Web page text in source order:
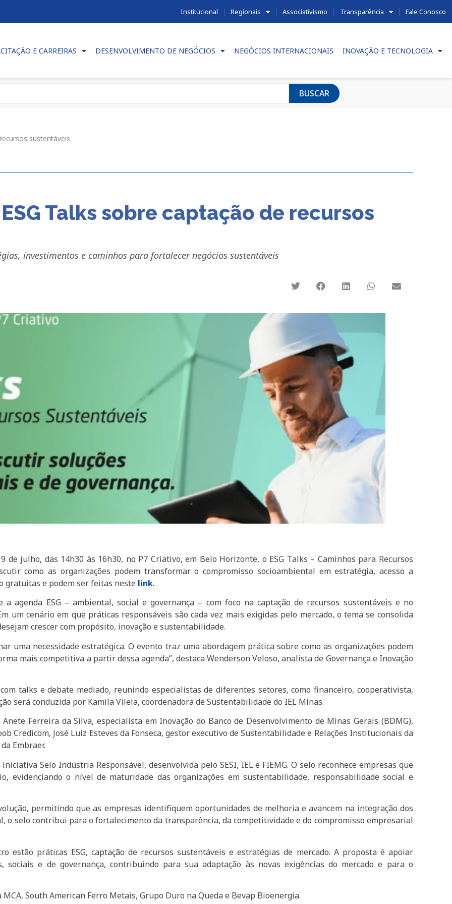
Institucional Regionais Associativismo Transparência Fale Conosco
E CARREIRAS DESENVOLVIMENTO DE NEGÓCIOS NEGÓCIOS INTERNACIONAIS INOVAÇÃO E TECNOLOGIA
BUSCAR
sustentáveis
Talks sobre captação de recursos
investimentos e caminhos para fortalecer negócios sustentáveis
julho, das 14h30 às 16h30, no P7 Criativo, em Belo Horizonte, o ESG Talks – Caminhos para Recursos
como as organizações podem transformar o compromisso socioambiental em estratégia, acesso a
gratuitas e podem ser feitas neste link.
agenda ESG – ambiental, social e governança – com foco na captação de recursos sustentáveis e no
um cenário em que práticas responsáveis são cada vez mais exigidas pelo mercado, o tema se consolida
crescer com propósito, inovação e sustentabilidade.
uma necessidade estratégica. O evento traz uma abordagem prática sobre como as organizações podem
mais competitiva a partir dessa agenda”, destaca Wenderson Veloso, analista de Governança e Inovação
talks e debate mediado, reunindo especialistas de diferentes setores, como financeiro, cooperativista,
será conduzida por Kamila Vilela, coordenadora de Sustentabilidade do IEL Minas.
Ferreira da Silva, especialista em Inovação do Banco de Desenvolvimento de Minas Gerais (BDMG),
Credicom, José Luiz Esteves da Fonseca, gestor executivo de Sustentabilidade e Relações Institucionais da
Embraer.
Selo Indústria Responsável, desenvolvida pelo SESI, IEL e FIEMG. O selo reconhece empresas que
evidenciando o nível de maturidade das organizações em sustentabilidade, responsabilidade social e
permitindo que as empresas identifiquem oportunidades de melhoria e avancem na integração dos
o selo contribui para o fortalecimento da transparência, da competitividade e do compromisso empresarial
estão práticas ESG, captação de recursos sustentáveis e estratégias de mercado. A proposta é apoiar
sociais e de governança, contribuindo para sua adaptação às novas exigências do mercado e para o
MCA, South American Ferro Metais, Grupo Duro na Queda e Bevap Bioenergia.